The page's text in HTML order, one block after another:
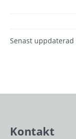
Senast uppdaterad
Kontakt